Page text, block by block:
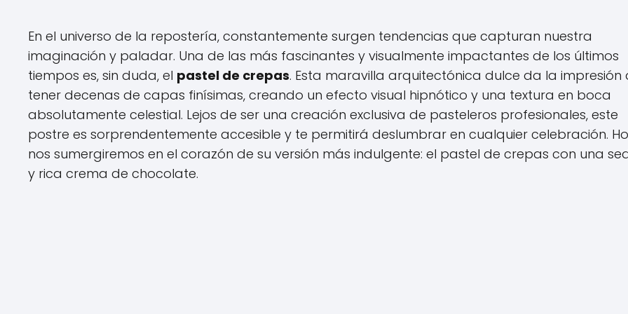
En el universo de la repostería, constantemente surgen tendencias que capturan nuestra
imaginación y paladar. Una de las más fascinantes y visualmente impactantes de los últimos
tiempos es, sin duda, el pastel de crepas. Esta maravilla arquitectónica dulce da la impresión
tener decenas de capas finísimas, creando un efecto visual hipnótico y una textura en boca
absolutamente celestial. Lejos de ser una creación exclusiva de pasteleros profesionales, este
postre es sorprendentemente accesible y te permitirá deslumbrar en cualquier celebración.
nos sumergiremos en el corazón de su versión más indulgente: el pastel de crepas con una
y rica crema de chocolate.